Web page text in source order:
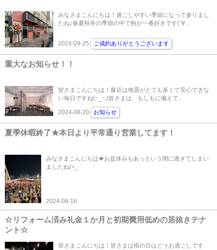
みなさまこんにちは！過ごしやすい季節になって参りまし
たね♪春夏秋冬の季節の中で秋が一番好きです(´∀...
2024-09-25 ご成約ありがとうございます
重大なお知らせ！！
皆さまこんにちは！最近は地震がとても多くて安心できな
い毎日ですね(~_~;)皆さまは、もしもに備えて...
2024-08-20 お知らせ
夏季休暇終了★本日より平常通り営業してます！
みなさまこんにちは☀お盆休みもあっという間に過ぎてしまい
ましたね(>_
2024-08-16
☆リフォーム済み礼金１か月と初期費用低めの居抜きテナ
ント☆
皆さまこんにちは！皆さまは雨の日はどうお過ごしです